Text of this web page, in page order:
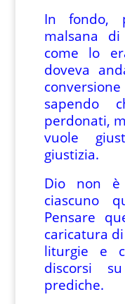
In fondo,
malsana
come lo
doveva
sapendo
perdonati,
vuole
giustizia.
Dio non è
ciascuno
Pensare
caricatura
liturgie e
discorsi
prediche.